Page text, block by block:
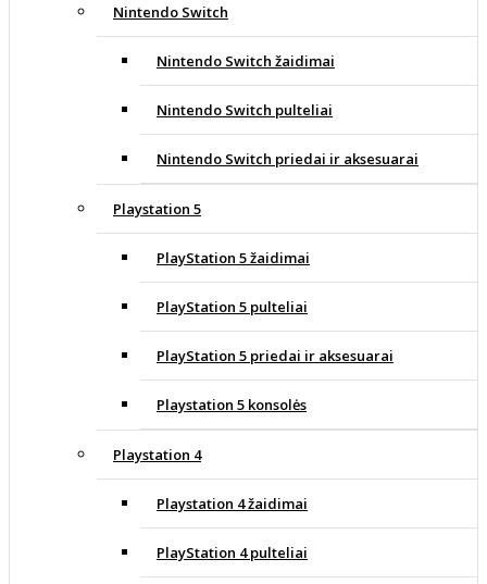
Nintendo Switch
Nintendo Switch žaidimai
Nintendo Switch pulteliai
Nintendo Switch priedai ir aksesuarai
Playstation 5
PlayStation 5 žaidimai
PlayStation 5 pulteliai
PlayStation 5 priedai ir aksesuarai
Playstation 5 konsolės
Playstation 4
Playstation 4 žaidimai
PlayStation 4 pulteliai